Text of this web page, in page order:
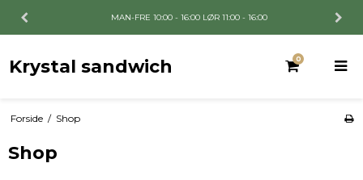
MAN-FRE 10:00 - 16:00 LØR 11:00 - 16:00
Krystal sandwich 0
Forside / Shop
Shop